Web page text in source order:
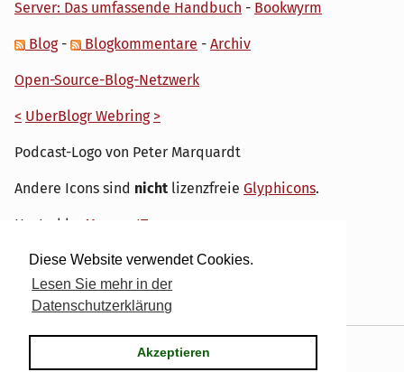
Diese Website verwendet Cookies.
Lesen Sie mehr in der
Datenschutzerklärung
Akzeptieren
Server: Das umfassende Handbuch - Bookwyrm
Blog- Blogkommentare - Archiv
Open-Source-Blog-Netzwerk
< UberBlogr Webring >
Podcast-Logo von Peter Marquardt
Andere Icons sind nicht lizenzfreie Glyphicons.
Hosted by My own IT.
Serendipity& the dirk